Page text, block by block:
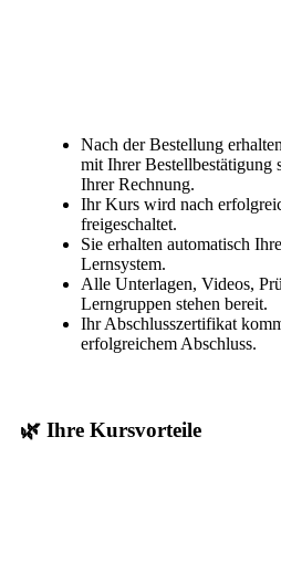
Nach der Bestellung
mit Ihrer Bestellbestätigung
Ihrer Rechnung.
Ihr Kurs wird nach
freigeschaltet.
Sie erhalten automatisch
Lernsystem.
Alle Unterlagen, Videos,
Lerngruppen stehen bereit.
Ihr Abschlusszertifikat
erfolgreichem Abschluss.
🌿 Ihre Kursvorteile